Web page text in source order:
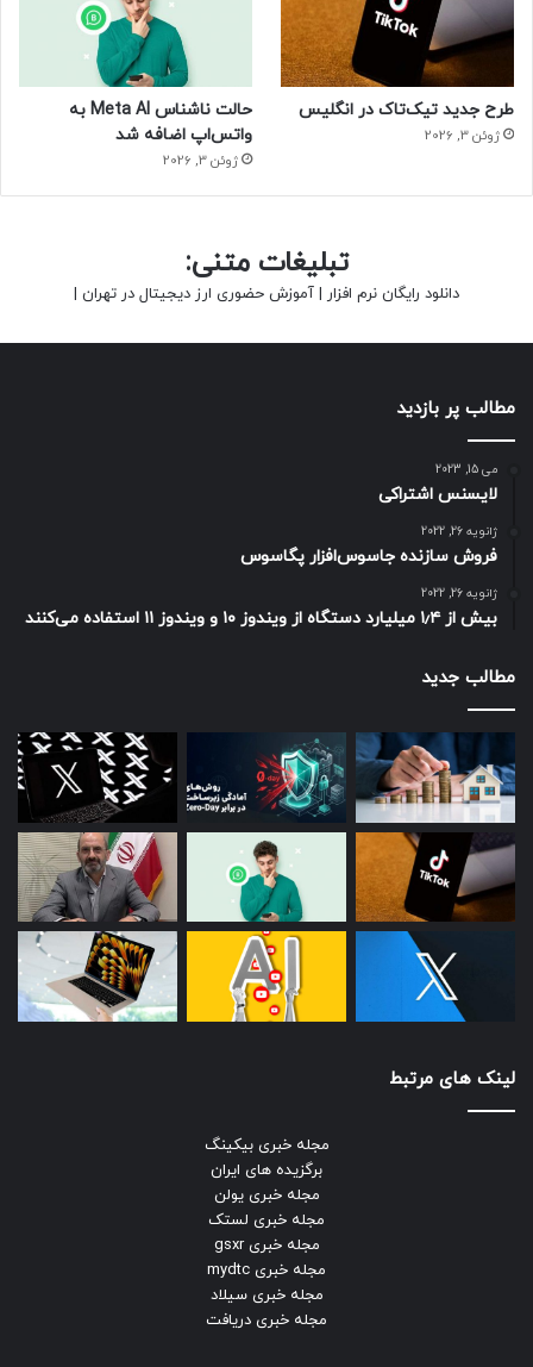
طرح جدید تیک‌تاک در انگلیس
ژوئن 3, 2026
حالت ناشناس Meta AI به
واتس‌اپ اضافه شد
ژوئن 3, 2026
تبلیغات متنی:
دانلود رایگان نرم افزار | آموزش حضوری ارز دیجیتال در تهران |
مطالب پر بازدید
می 15, 2023
لایسنس اشتراکی
ژانویه 26, 2022
فروش سازنده جاسوس‌افزار پگاسوس
ژانویه 26, 2022
بیش از ۱٫۴ میلیارد دستگاه از ویندوز ۱۰ و ویندوز ۱۱ استفاده می‌کنند
مطالب جدید
لینک های مرتبط
مجله خبری بیکینگ
برگزیده های ایران
مجله خبری یولن
مجله خبری لستک
مجله خبری gsxr
مجله خبری mydtc
مجله خبری سیلاد
مجله خبری دریافت